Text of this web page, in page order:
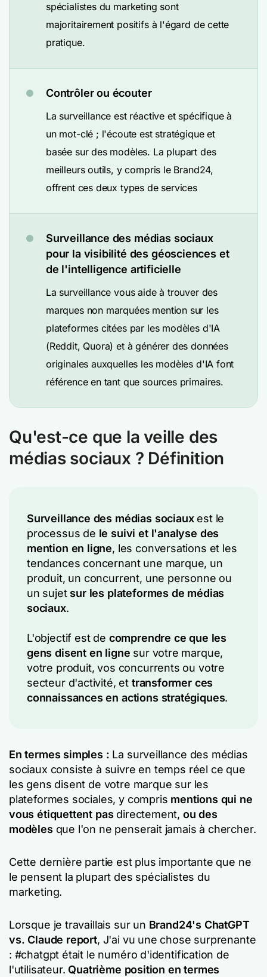
spécialistes du marketing sont
majoritairement positifs à l'égard de cette
pratique.
Contrôler ou écouter
La surveillance est réactive et spécifique à
un mot-clé ; l'écoute est stratégique et
basée sur des modèles. La plupart des
meilleurs outils, y compris le Brand24,
offrent ces deux types de services
Surveillance des médias sociaux
pour la visibilité des géosciences et
de l'intelligence artificielle
La surveillance vous aide à trouver des
marques non marquées mention sur les
plateformes citées par les modèles d'IA
(Reddit, Quora) et à générer des données
originales auxquelles les modèles d'IA font
référence en tant que sources primaires.
Qu'est-ce que la veille des
médias sociaux ? Définition
Surveillance des médias sociauxest le
processus de le suivi et l'analyse des
mention en ligne, les conversations et les
tendances concernant une marque, un
produit, un concurrent, une personne ou
un sujet sur les plateformes de médias
sociaux.
L'objectif est de comprendre ce que les
gens disent en ligne sur votre marque,
votre produit, vos concurrents ou votre
secteur d'activité, et transformer ces
connaissances en actions stratégiques.
En termes simples : La surveillance des médias
sociaux consiste à suivre en temps réel ce que
les gens disent de votre marque sur les
plateformes sociales, y compris mentions qui ne
vous étiquettent pas directement, ou des
modèles que l'on ne penserait jamais à chercher.
Cette dernière partie est plus importante que ne
le pensent la plupart des spécialistes du
marketing.
Lorsque je travaillais sur un Brand24's ChatGPT
vs. Claude report, J'ai vu une chose surprenante
: #chatgpt était le numéro d'identification de
l'utilisateur. Quatrième position en termes